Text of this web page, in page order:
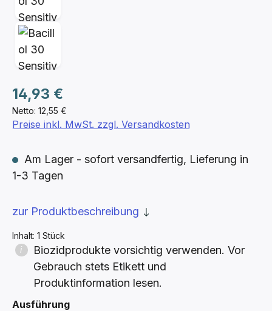
Netto: 12,55 €
Regulärer Preis:
14,93 €
Inhalt: 1 Stück
Preise inkl. MwSt. zzgl. Versandkosten
Am Lager - sofort versandfertig, Lieferung in
1-3 Tagen
Biozidprodukte vorsichtig verwenden. Vor
Gebrauch stets Etikett und
Produktinformation lesen.
zur Produktbeschreibung
Ausführungauswählen